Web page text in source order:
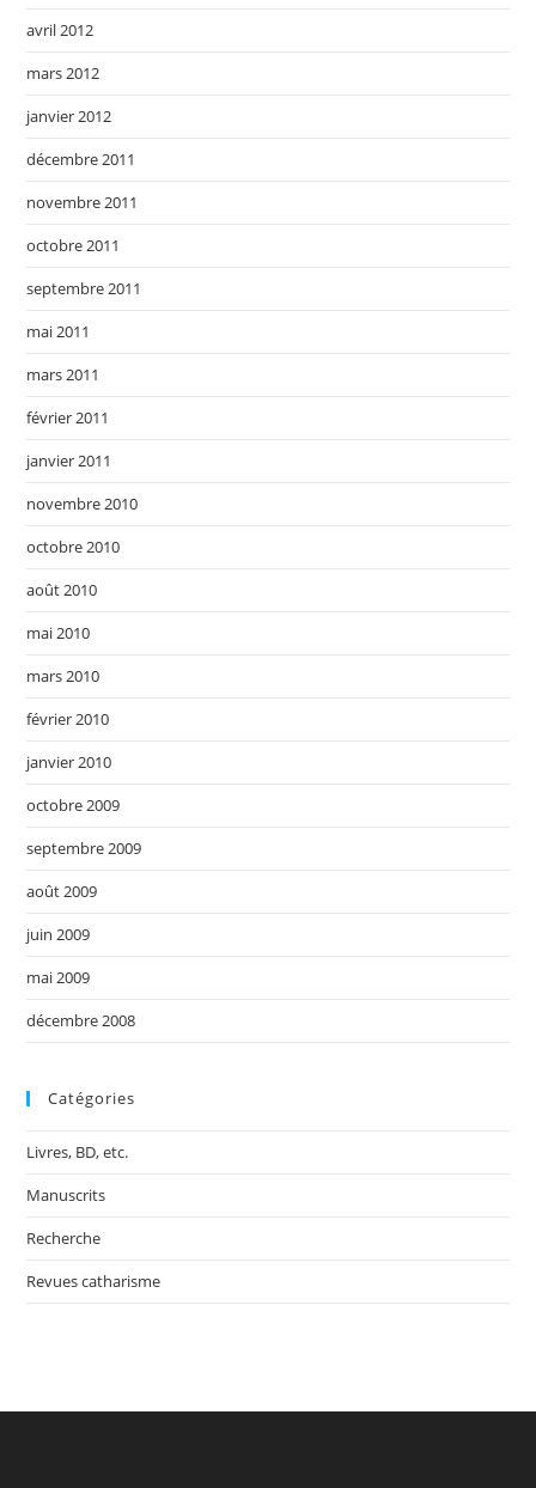
avril 2012
mars 2012
janvier 2012
décembre 2011
novembre 2011
octobre 2011
septembre 2011
mai 2011
mars 2011
février 2011
janvier 2011
novembre 2010
octobre 2010
août 2010
mai 2010
mars 2010
février 2010
janvier 2010
octobre 2009
septembre 2009
août 2009
juin 2009
mai 2009
décembre 2008
Catégories
Livres, BD, etc.
Manuscrits
Recherche
Revues catharisme